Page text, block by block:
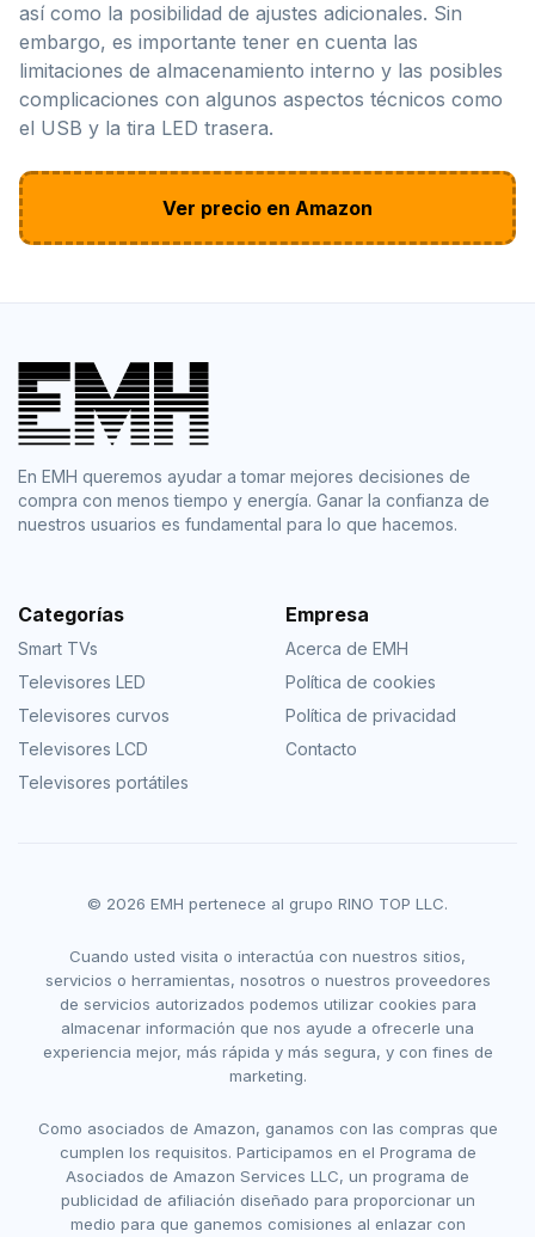
así como la posibilidad de ajustes adicionales. Sin
embargo, es importante tener en cuenta las
limitaciones de almacenamiento interno y las posibles
complicaciones con algunos aspectos técnicos como
el USB y la tira LED trasera.
Ver precio en Amazon
En EMH queremos ayudar a tomar mejores decisiones de
compra con menos tiempo y energía. Ganar la confianza de
nuestros usuarios es fundamental para lo que hacemos.
Categorías
Smart TVs
Televisores LED
Televisores curvos
Televisores LCD
Televisores portátiles
Empresa
Acerca de EMH
Política de cookies
Política de privacidad
Contacto
© 2026 EMH pertenece al grupo RINO TOP LLC.
Cuando usted visita o interactúa con nuestros sitios,
servicios o herramientas, nosotros o nuestros proveedores
de servicios autorizados podemos utilizar cookies para
almacenar información que nos ayude a ofrecerle una
experiencia mejor, más rápida y más segura, y con fines de
marketing.
Como asociados de Amazon, ganamos con las compras que
cumplen los requisitos. Participamos en el Programa de
Asociados de Amazon Services LLC, un programa de
publicidad de afiliación diseñado para proporcionar un
medio para que ganemos comisiones al enlazar con